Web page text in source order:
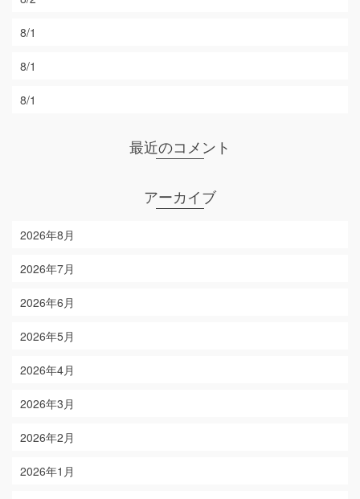
8/1
8/1
8/1
最近のコメント
アーカイブ
2026年8月
2026年7月
2026年6月
2026年5月
2026年4月
2026年3月
2026年2月
2026年1月